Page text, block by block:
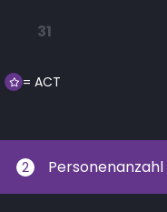
31
= ACT
2 Personenanzahl